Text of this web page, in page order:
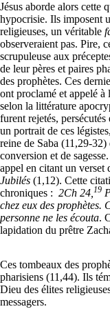
Jésus aborde alors cette
hypocrisie. Ils imposent
religieuses, un véritable
observeraient pas. Pire,
scrupuleuse aux
de leur pères et paires
des prophètes. Ces
ont proclamé et appelé
selon la littérature
furent rejetés,
un portrait de ces
reine de Saba (11,29-
conversion et de
appel en citant un verset
Jubilés (1,12). Cette
chroniques : 2Ch 24, 19
chez eux des prophètes.
personne ne les écouta.
lapidation du prêtre
Ces tombeaux des
pharisiens (11,44). Ils
Dieu des élites
messagers.